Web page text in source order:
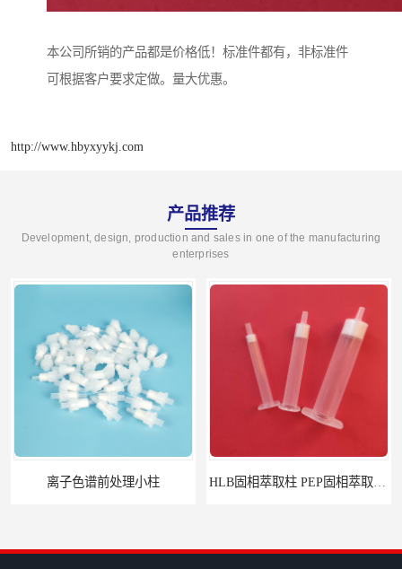
本公司所销的产品都是价格低！标准件都有，非标准件
可根据客户要求定做。量大优惠。
http://www.hbyxyykj.com
产品推荐
Development, design, production and sales in one of the manufacturing
enterprises
离子色谱前处理小柱​